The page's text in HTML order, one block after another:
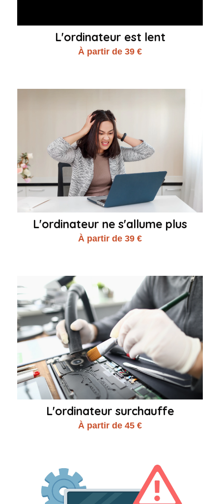
L'ordinateur est lent
À partir de 39 €
L'ordinateur ne s'allume plus
À partir de 39 €
L'ordinateur surchauffe
À partir de 45 €